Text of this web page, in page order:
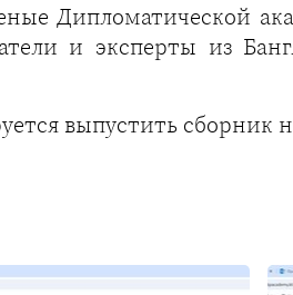
Дипломатической
и эксперты из
выпустить сборник